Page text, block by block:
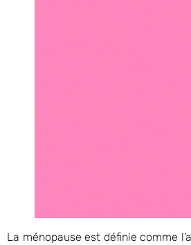
La ménopause est définie comme